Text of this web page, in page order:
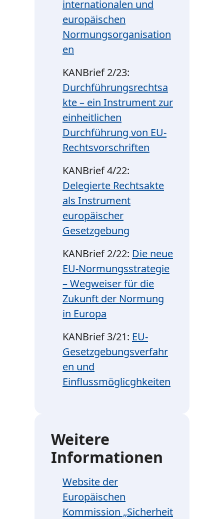
internationalen und
europäischen
Normungsorganisation
en
KANBrief 2/23:
Durchführungsrechtsa
kte – ein Instrument zur
einheitlichen
Durchführung von EU-
Rechtsvorschriften
KANBrief 4/22:
Delegierte Rechtsakte
als Instrument
europäischer
Gesetzgebung
KANBrief 2/22: Die neue
EU-Normungsstrategie
– Wegweiser für die
Zukunft der Normung
in Europa
KANBrief 3/21: EU-
Gesetzgebungsverfahr
en und
Einflussmöglicghkeiten
Weitere
Informationen
Website der
Europäischen
Kommission „Sicherheit